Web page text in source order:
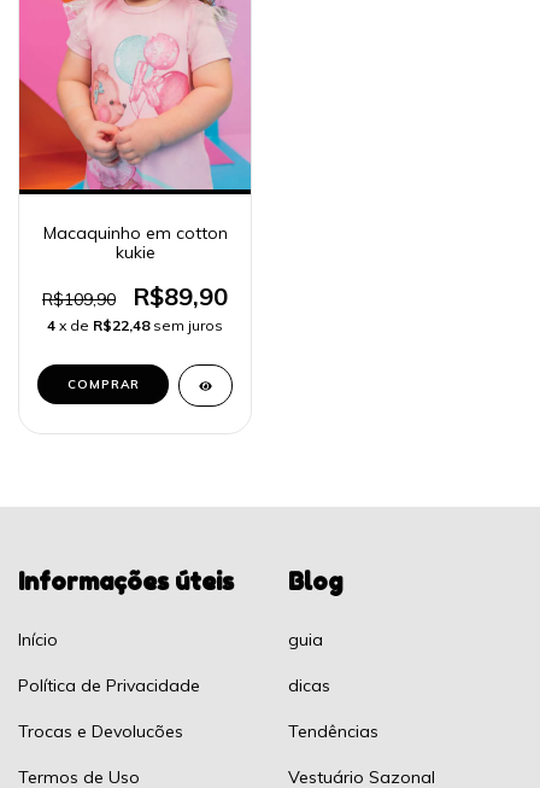
Macaquinho em cotton
kukie
R$109,90 R$89,90
4 x de R$22,48 sem juros
COMPRAR
Informações úteis
Início
Política de Privacidade
Trocas e Devolucões
Termos de Uso
Blog
guia
dicas
Tendências
Vestuário Sazonal